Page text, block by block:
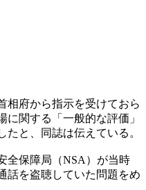
相府から指示を受けておら
関する「一般的な評価」
と、同誌は伝えている。
全保障局（NSA）が当時
話を盗聴していた問題をめ